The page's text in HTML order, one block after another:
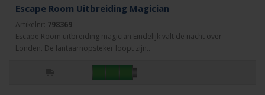
Escape Room Uitbreiding Magician
Artikelnr: 798369
Escape Room uitbreiding magician.Eindelijk valt de nacht over
Londen. De lantaarnopsteker loopt zijn..